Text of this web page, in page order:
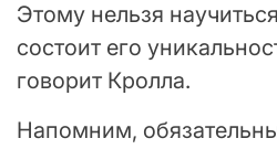
Этому нельзя
состоит его
говорит Кролла.
Напомним,